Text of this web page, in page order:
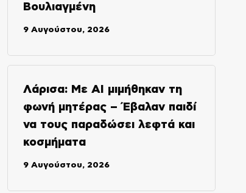
Βουλιαγμένη
9 Αυγούστου, 2026
Λάρισα: Με AI μιμήθηκαν τη
φωνή μητέρας – Έβαλαν παιδί
να τους παραδώσει λεφτά και
κοσμήματα
9 Αυγούστου, 2026